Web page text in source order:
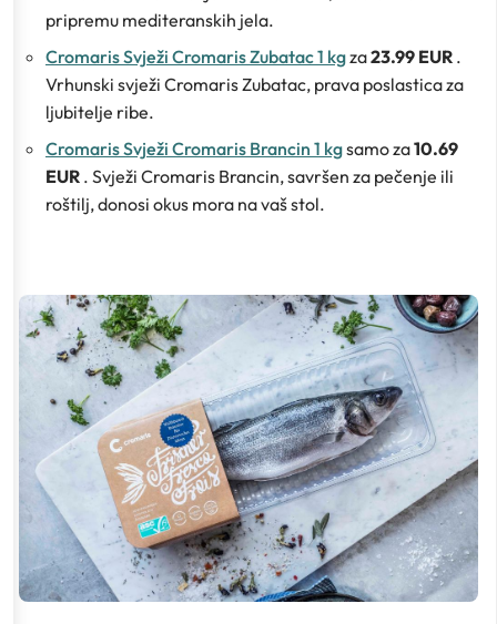
pripremu mediteranskih jela.
Cromaris Svježi Cromaris Zubatac 1 kgza23.99 EUR .
Vrhunski svježi Cromaris Zubatac, prava poslastica za
ljubitelje ribe.
Cromaris Svježi Cromaris Brancin 1 kgsamo za10.69
EUR . Svježi Cromaris Brancin, savršen za pečenje ili
roštilj, donosi okus mora na vaš stol.